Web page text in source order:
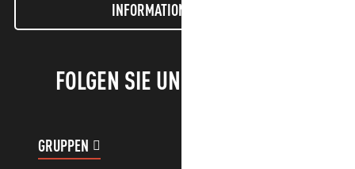
INFORMATIONEN LETTER
FOLGEN SIE UNS!
GRUPPEN